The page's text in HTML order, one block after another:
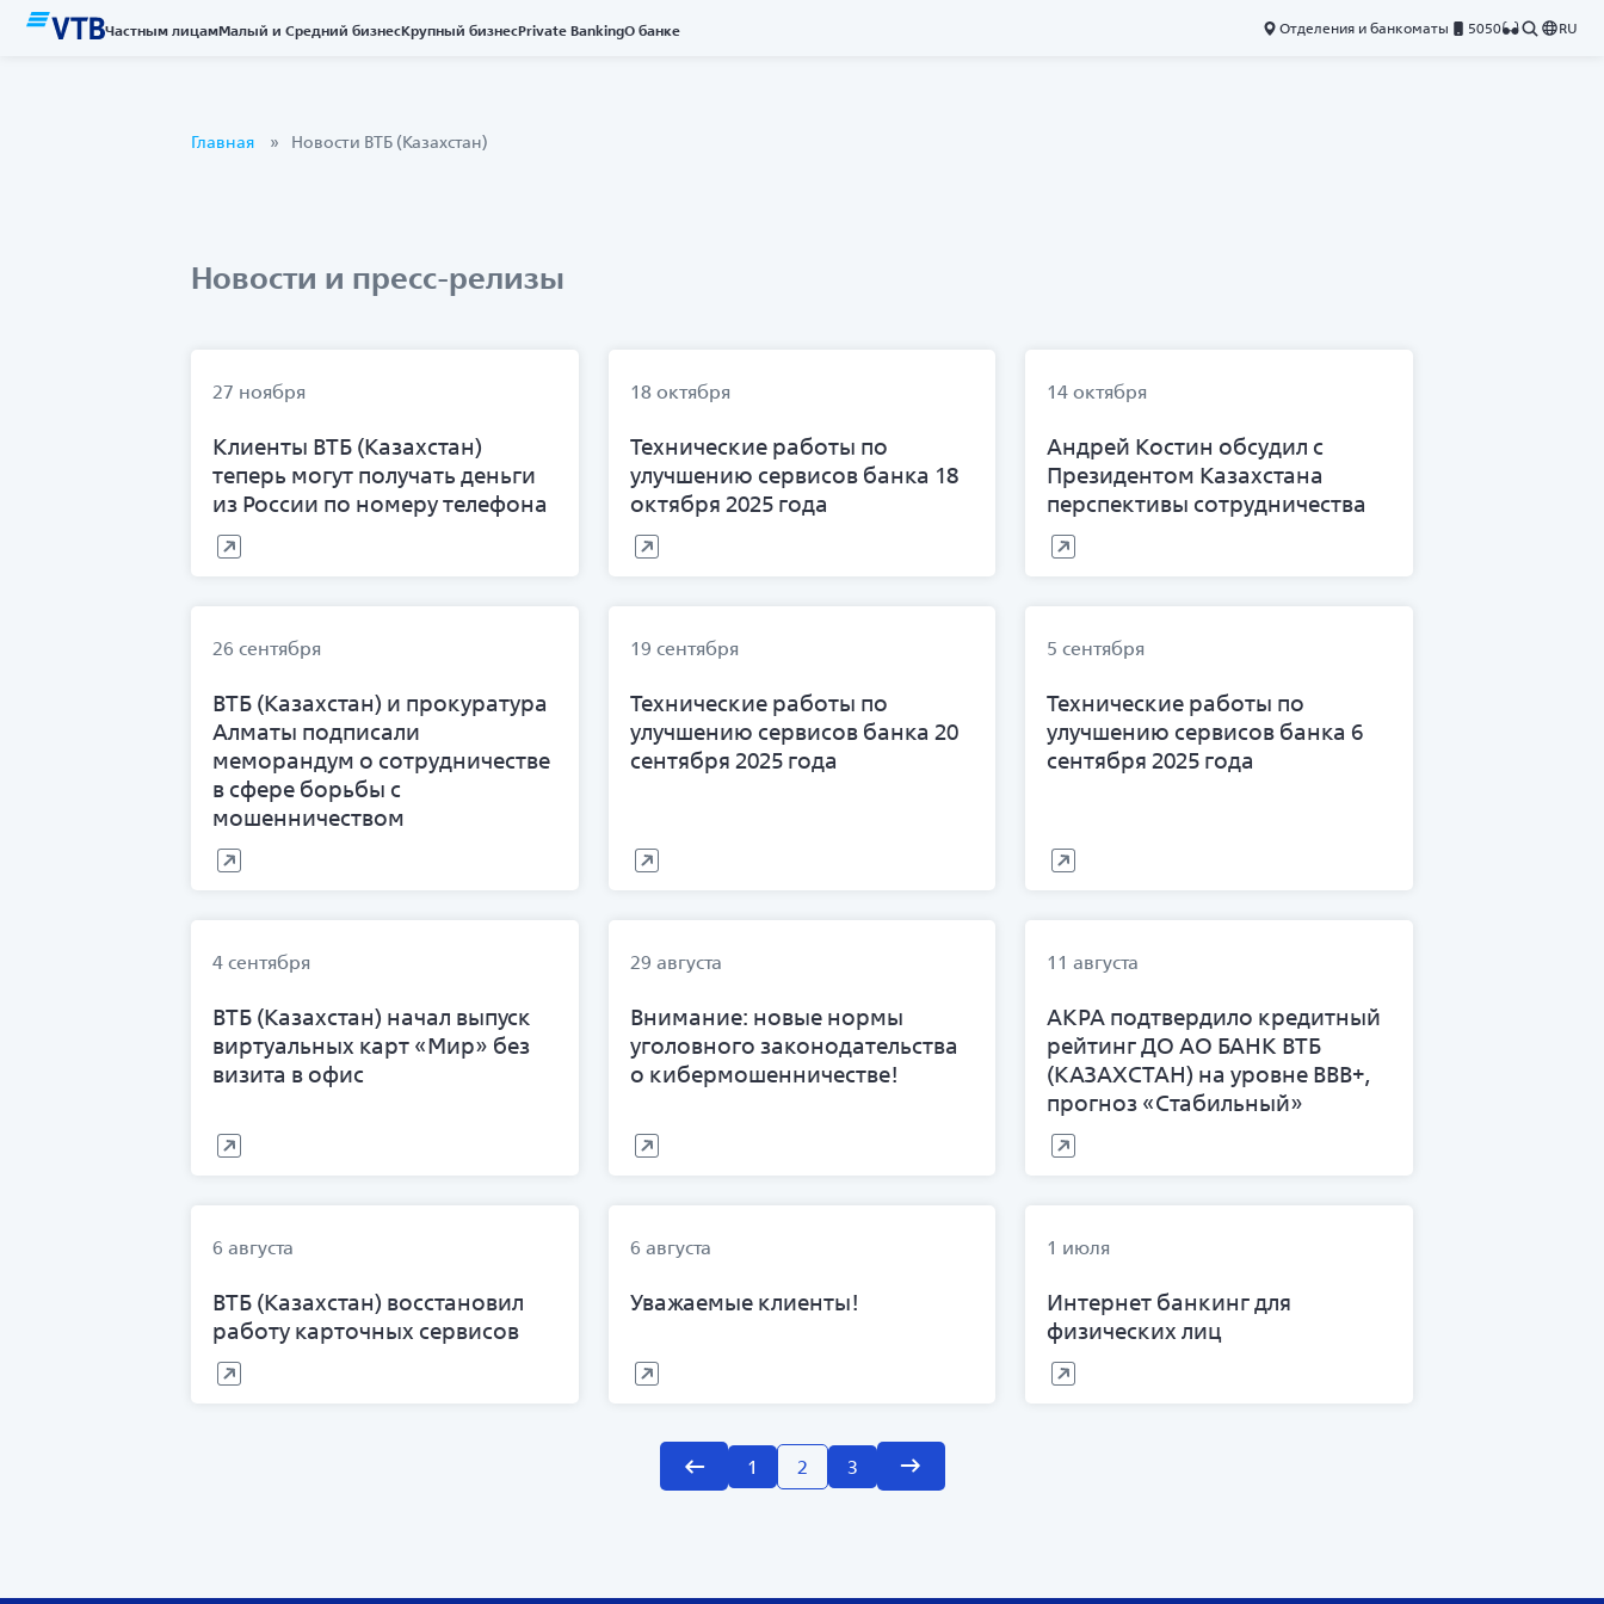
Частным лицамМалый и Средний бизнесКрупный бизнесPrivate BankingО банке Отделения и банкоматы 5050 RU
Главная Новости ВТБ (Казахстан)
Новости и пресс-релизы
27 ноября
Клиенты ВТБ (Казахстан)
теперь могут получать деньги
из России по номеру телефона
18 октября
Технические работы по
улучшению сервисов банка 18
октября 2025 года
14 октября
Андрей Костин обсудил с
Президентом Казахстана
перспективы сотрудничества
26 сентября
ВТБ (Казахстан) и прокуратура
Алматы подписали
меморандум о сотрудничестве
в сфере борьбы с
мошенничеством
19 сентября
Технические работы по
улучшению сервисов банка 20
сентября 2025 года
5 сентября
Технические работы по
улучшению сервисов банка 6
сентября 2025 года
4 сентября
ВТБ (Казахстан) начал выпуск
виртуальных карт «Мир» без
визита в офис
29 августа
Внимание: новые нормы
уголовного законодательства
о кибермошенничестве!
11 августа
АКРА подтвердило кредитный
рейтинг ДО АО БАНК ВТБ
(КАЗАХСТАН) на уровне BВВ+,
прогноз «Стабильный»
6 августа
ВТБ (Казахстан) восстановил
работу карточных сервисов
6 августа
Уважаемые клиенты!
1 июля
Интернет банкинг для
физических лиц
1 2 3